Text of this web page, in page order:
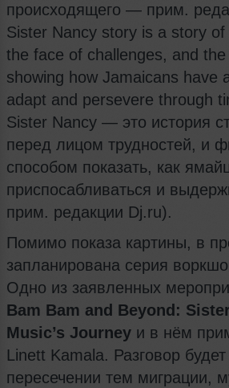
происходящего — прим.
Sister Nancy story is a story
the face of challenges, and
showing how Jamaicans have
adapt and persevere through
Sister Nancy — это история
перед лицом трудностей, и
способом показать, как
приспосабливаться и
прим. редакции Dj.ru).
Помимо показа картины, в
запланирована серия
Одно из заявленных
Bam Bam and Beyond:
Music’s Journey и в нём
Linett Kamala. Разговор
пересечении тем миграции,